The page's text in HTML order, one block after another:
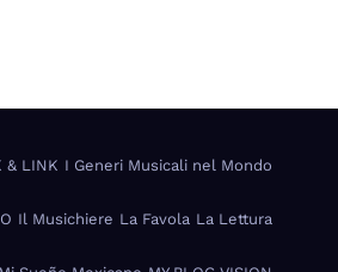
& LINK I Generi Musicali nel Mondo
Il Musichiere La Favola La Lettura